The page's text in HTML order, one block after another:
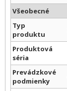
Všeobecné
Typ
produktu
Produktová
séria
Prevádzkové
podmienky